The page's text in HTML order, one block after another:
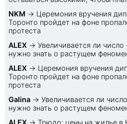
NKM → Церемония вручения
Торонто пройдет на фоне
протеста
ALEX → Увеличивается ли
нужно знать о растущем
ALEX → Церемония вручения
Торонто пройдет на фоне
протеста
Galina → Увеличивается ли
нужно знать о растущем
ALEX → Трюдо: цены на жилье в